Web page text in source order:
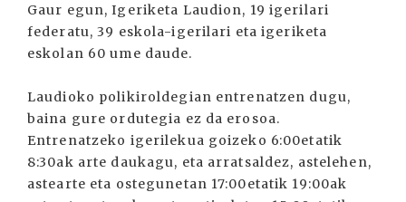
Gaur egun, Igeriketa Laudion, 19 igerilari
federatu, 39 eskola-igerilari eta igeriketa
eskolan 60 ume daude.
Laudioko polikiroldegian entrenatzen dugu,
baina gure ordutegia ez da erosoa.
Entrenatzeko igerilekua goizeko 6:00etatik
8:30ak arte daukagu, eta arratsaldez, astelehen,
astearte eta ostegunetan 17:00etatik 19:00ak